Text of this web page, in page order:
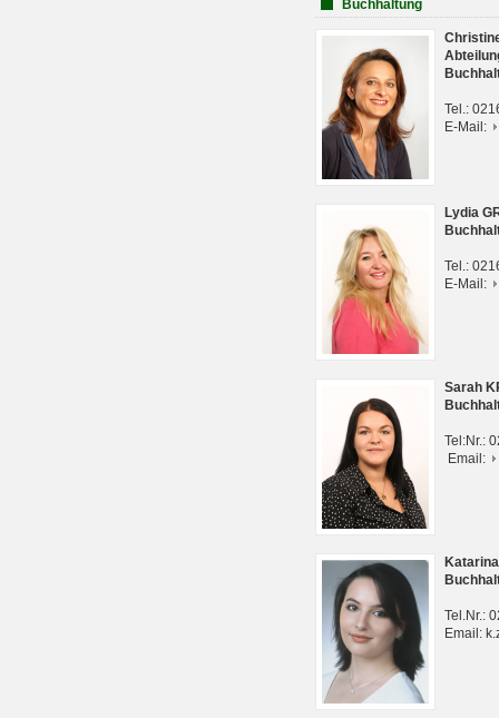
Buchhaltung
Tel.:
E-Mail:
Lydia
Tel.:
E-Mail:
Sarah
Tel:Nr.:
Email:
Tel.Nr.:
Email: